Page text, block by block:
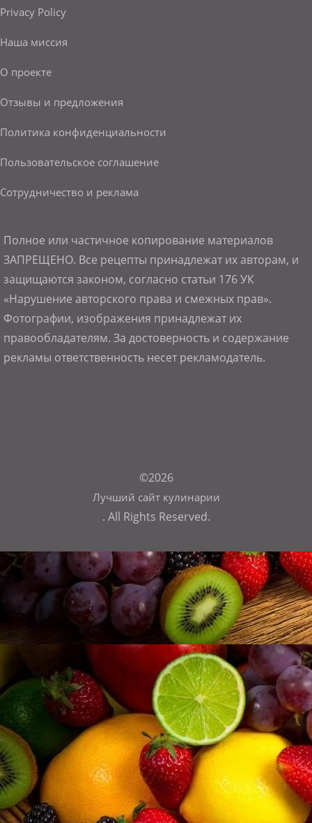
Privacy Policy
Наша миссия
О проекте
Отзывы и предложения
Политика конфиденциальности
Пользовательское соглашение
Сотрудничество и реклама
Полное или частичное копирование материалов
ЗАПРЕЩЕНО. Все рецепты принадлежат их авторам, и
защищаются законом, согласно статьи 176 УК
«Нарушение авторского права и смежных прав».
Фотографии, изображения принадлежат их
правообладателям. За достоверность и содержание
рекламы ответственность несет рекламодатель.
©2026
Лучший сайт кулинарии
. All Rights Reserved.